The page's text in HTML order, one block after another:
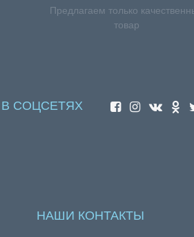
Предлагаем только
товар
СОЦСЕТЯХ
НАШИ КОНТАКТЫ